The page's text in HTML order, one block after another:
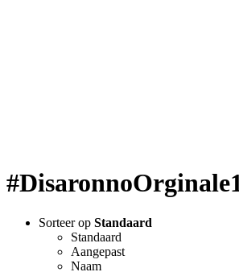
Sorteer op Standaard
Standaard
Aangepast
Naam